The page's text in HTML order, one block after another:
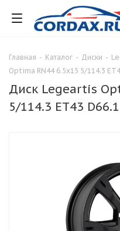
Главная - Каталог - Диски -
Optima RN44 6.5x15 5/114.3
Диск Legeartis
5/114.3 ET43